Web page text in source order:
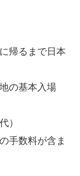
帰るまで日本
の基本入場
）
手数料が含ま